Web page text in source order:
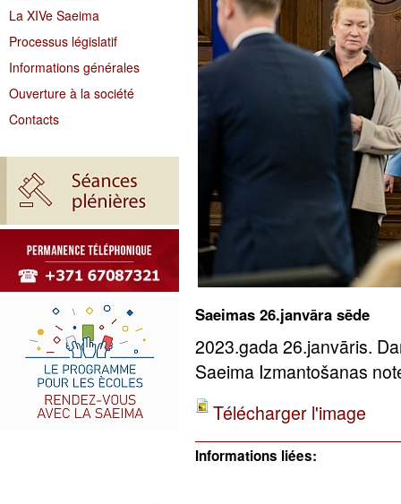
La XIVe Saeima
Processus législatif
Informations générales
Ouverture à la société
Contacts
Saeimas 26.janvāra sēde
2023.gada 26.janvāris.
Saeima Izmantošanas
Télécharger l'image
Informations liées: